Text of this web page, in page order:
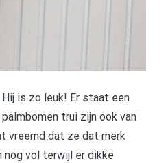
is zo leuk! Er staat een
trui zijn ook van
vreemd dat ze dat merk
nog vol terwijl er dikke